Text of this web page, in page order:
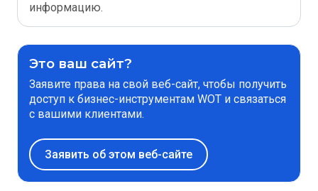
информацию.
Это ваш сайт?
Заявите права на свой веб-сайт, чтобы получить
доступ к бизнес-инструментам WOT и связаться
с вашими клиентами.
Заявить об этом веб-сайте